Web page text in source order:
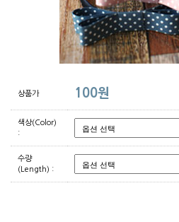
상품가 100원
색상(Color)
:
수량
(Length) :